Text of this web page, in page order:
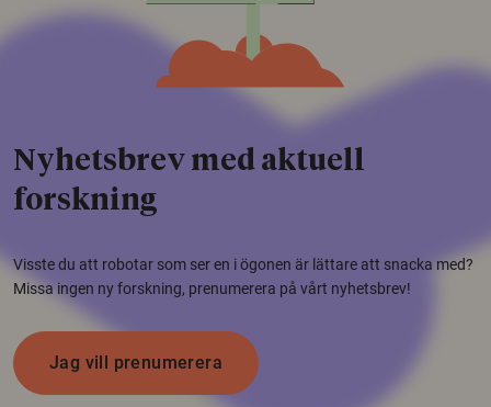
Nyhetsbrev med aktuell
forskning
Visste du att robotar som ser en i ögonen är lättare att snacka med?
Missa ingen ny forskning, prenumerera på vårt nyhetsbrev!
Jag vill prenumerera